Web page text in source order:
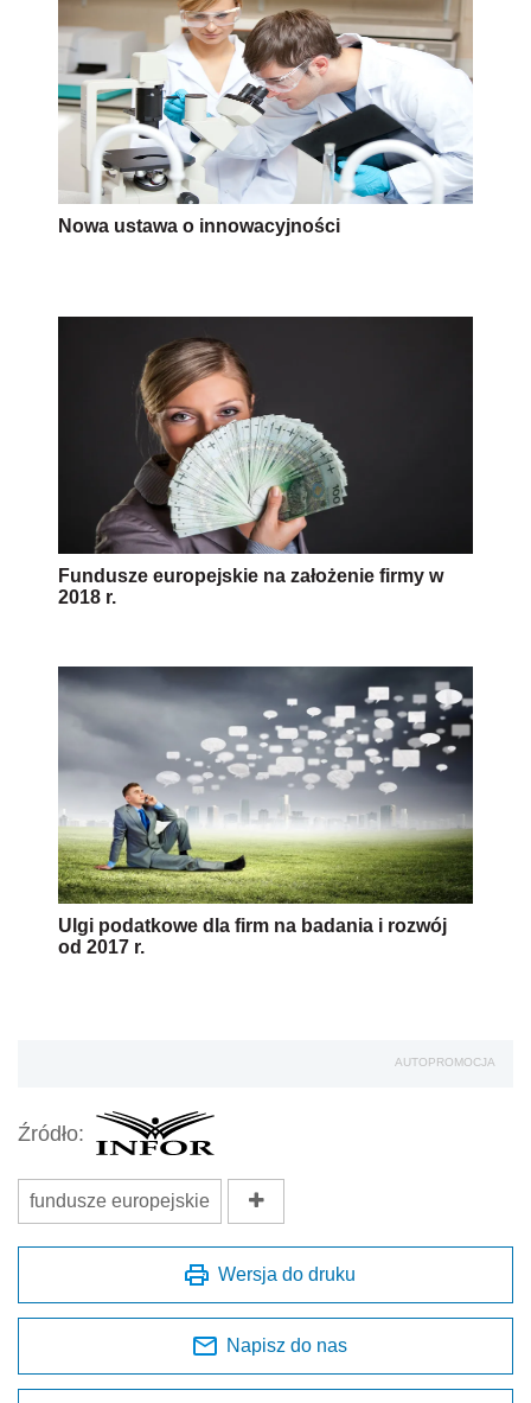
Nowa ustawa o innowacyjności
Fundusze europejskie na założenie firmy w
2018 r.
Ulgi podatkowe dla firm na badania i rozwój
od 2017 r.
AUTOPROMOCJA
Źródło:
fundusze europejskie
Wersja do druku
Napisz do nas